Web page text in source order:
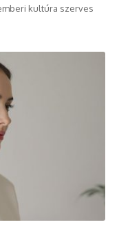
kultúra szerves